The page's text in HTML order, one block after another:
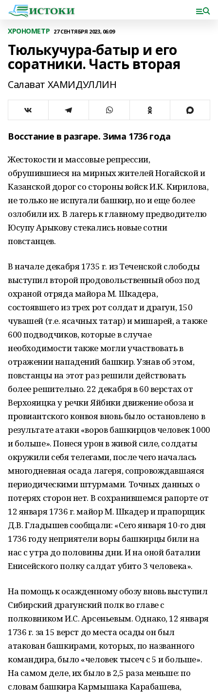
ХРОНОМЕТР 27 СЕНТЯБРЯ 2023, 06:09
Тюлькучура-батыр и его
соратники. Часть вторая
Салават ХАМИДУЛЛИН
Восстание в разгаре. Зима 1736 года
Жестокости и массовые репрессии,
обрушившиеся на мирных жителей Ногайской и
Казанской дорог со стороны войск И.К. Кирилова,
не только не испугали башкир, но и еще более
озлобили их. В лагерь к главному предводителю
Юсупу Арыкову стекались новые сотни
повстанцев.
В начале декабря 1735 г. из Теченской слободы
выступил второй продовольственный обоз под
охраной отряда майора М. Шкадера,
состоявшего из трех рот солдат и драгун, 150
чувашей (т.е. ясачных татар) и мишарей, а также
600 подводчиков, которые в случае
необходимости также могли участвовать в
отражении нападений башкир. Узнав об этом,
повстанцы на этот раз решили действовать
более решительно. 22 декабря в 60 верстах от
Верхояицка у речки Яйбики движение обоза и
провиантского конвоя вновь было остановлено в
результате атаки «воров башкирцов человек 1000
и больше». Понеся урон в живой силе, солдаты
окружили себя телегами, после чего началась
многодневная осада лагеря, сопровождавшаяся
периодическими штурмами. Точных данных о
потерях сторон нет. В сохранившемся рапорте от
12 января 1736 г. майор М. Шкадер и прапорщик
Д.В. Гладышев сообщали: «Сего января 10-го дня
1736 году неприятели воры башкирцы били на
нас с утра до половины дни. И на оной баталии
Енисейского полку салдат убито 3 человека».
На помощь к осажденному обозу вновь выступил
Сибирский драгунский полк во главе с
полковником И.С. Арсеньевым. Однако, 12 января
1736 г. за 15 верст до места осады он был
атакован башкирами, которых, по названного
командира, было «человек тысеч с 5 и больше».
На самом деле, их было в 2,5 раза меньше: по
словам башкира Кармышака Карабашева,